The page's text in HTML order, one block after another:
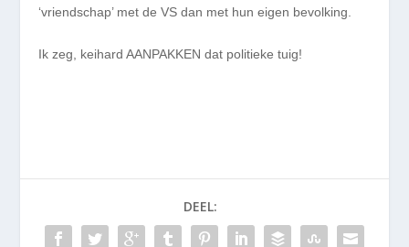
‘vriendschap’ met de VS dan met hun eigen bevolking.
Ik zeg, keihard AANPAKKEN dat politieke tuig!
DEEL: